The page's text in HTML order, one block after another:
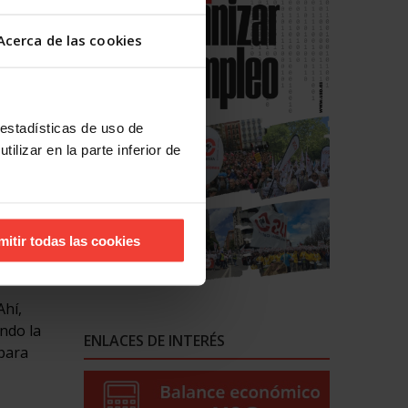
de las cookies
de uso de
en la parte inferior de
todas las cookies
más
fuga
la
ENLACES DE INTERÉS